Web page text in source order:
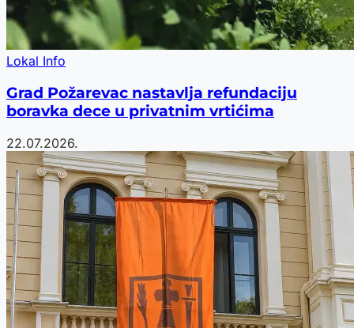
Lokal Info
Grad Požarevac nastavlja refundaciju
boravka dece u privatnim vrtićima
22.07.2026.